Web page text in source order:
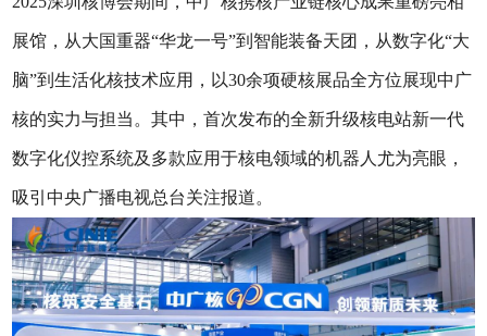
展馆，从大国重器“华龙一号”到智能装备天团，从数字化“大
脑”到生活化核技术应用，以30余项硬核展品全方位展现中广
核的实力与担当。其中，首次发布的全新升级核电站新一代
数字化仪控系统及多款应用于核电领域的机器人尤为亮眼，
吸引中央广播电视总台关注报道。